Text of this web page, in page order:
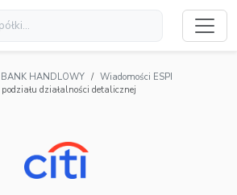
BANK HANDLOWY
Wiadomości ESPI
działalności detalicznej